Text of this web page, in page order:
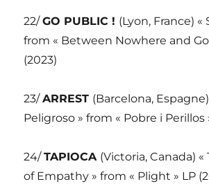
22/GO PUBLIC ! (Lyon, France) «
from « Between Nowhere and
(2023)
23/ARREST (Barcelona,
Peligroso » from « Pobre i Perillos
24/TAPIOCA (Victoria, Canada) «
of Empathy » from « Plight » LP